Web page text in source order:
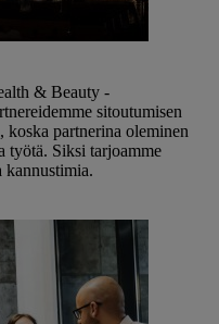
& Beauty -
sitoutumisen
partnerina oleminen
työtä. Siksi tarjoamme
kannustimia.